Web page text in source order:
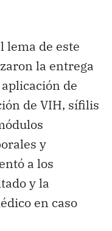
lema de este
la entrega
de
de VIH, sífilis
y
a los
y la
en caso